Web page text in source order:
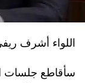
اللواء أشرف
سأقاطع جلسات